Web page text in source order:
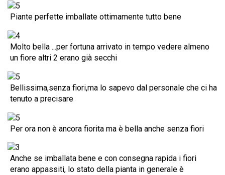
Piante perfette imballate ottimamente tutto bene
Molto bella ...per fortuna arrivato in tempo vedere almeno
un fiore altri 2 erano già secchi
Bellissima,senza fiori,ma lo sapevo dal personale che ci ha
tenuto a precisare
Per ora non è ancora fiorita ma è bella anche senza fiori
Anche se imballata bene e con consegna rapida i fiori
erano appassiti, lo stato della pianta in generale è